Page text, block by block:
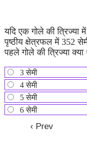
यदि एक गोले की त्रिज्या
पृष्ठीय क्षेत्रफल में 352
पहले गोले की त्रिज्या क्या
3 सेमी
4 सेमी
5 सेमी
6 सेमी